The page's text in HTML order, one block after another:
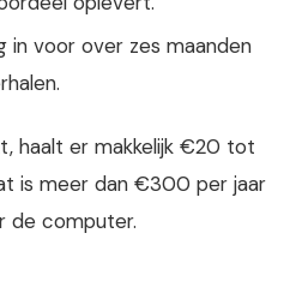
in voor over zes maanden
haalt er makkelijk €20 tot
is meer dan €300 per jaar
de computer.